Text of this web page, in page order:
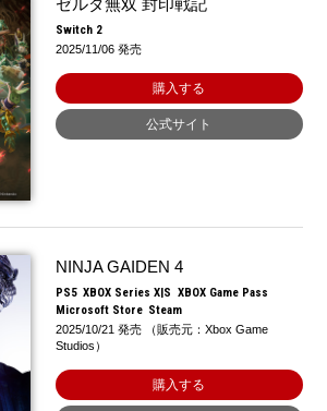
Switch 2
2025/11/06 発売
購入する
公式サイト
NINJA GAIDEN 4
PS5 XBOX Series X|S XBOX Game Pass
Microsoft Store Steam
2025/10/21 発売 （販売元：Xbox Game
Studios）
購入する